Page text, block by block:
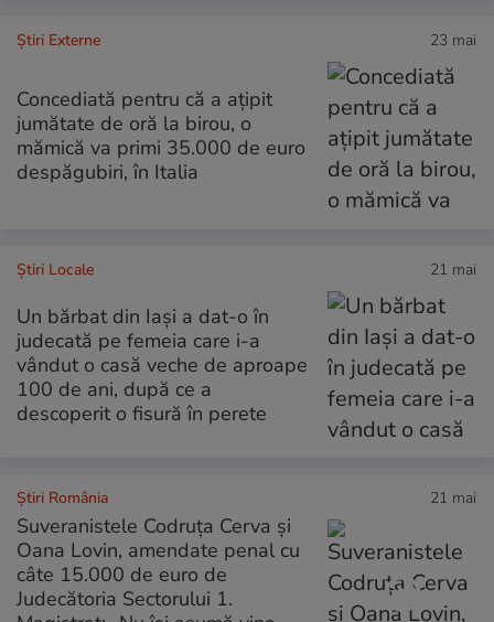
Știri Externe 23 mai
Concediată pentru că a ațipit
jumătate de oră la birou, o
mămică va primi 35.000 de euro
despăgubiri, în Italia
Știri Locale 21 mai
Un bărbat din Iași a dat-o în
judecată pe femeia care i-a
vândut o casă veche de aproape
100 de ani, după ce a
descoperit o fisură în perete
Știri România 21 mai
Suveranistele Codruța Cerva și
Oana Lovin, amendate penal cu
câte 15.000 de euro de
Judecătoria Sectorului 1.